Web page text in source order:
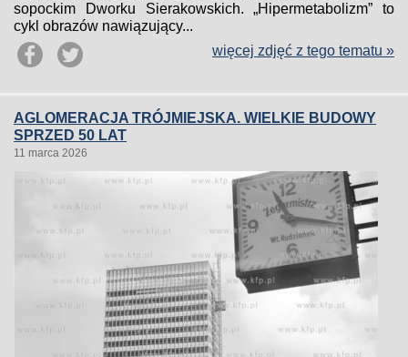
sopockim Dworku Sierakowskich. „Hipermetabolizm” to
cykl obrazów nawiązujący...
więcej zdjęć z tego tematu »
AGLOMERACJA TRÓJMIEJSKA. WIELKIE BUDOWY
SPRZED 50 LAT
11 marca 2026